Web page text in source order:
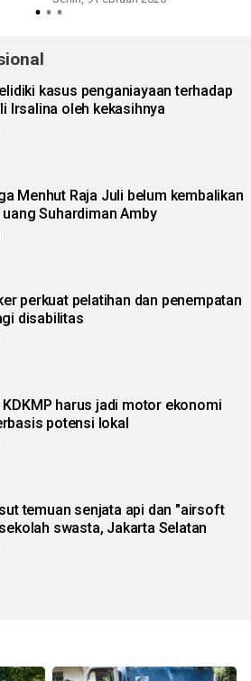
kasus penganiayaan terhadap
Irsalina oleh kekasihnya
Menhut Raja Juli belum kembalikan
Suhardiman Amby
perkuat pelatihan dan penempatan
disabilitas
harus jadi motor ekonomi
potensi lokal
temuan senjata api dan "airsoft
swasta, Jakarta Selatan